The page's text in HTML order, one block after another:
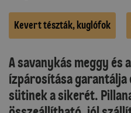
Kevert tészták, kuglófok
A savanykás meggy és
ízpárosítása garantálja
sütinek a sikerét.